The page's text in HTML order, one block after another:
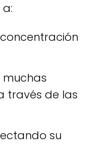
muchas
través de las
su